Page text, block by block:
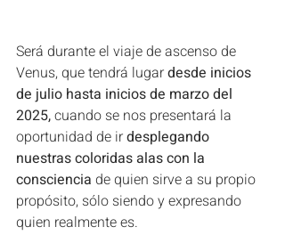
Será durante el viaje de ascenso de
Venus, que tendrá lugar desde inicios
de julio hasta inicios de marzo del
2025, cuando se nos presentará la
oportunidad de ir desplegando
nuestras coloridas alas con la
consciencia de quien sirve a su propio
propósito, sólo siendo y expresando
quien realmente es.